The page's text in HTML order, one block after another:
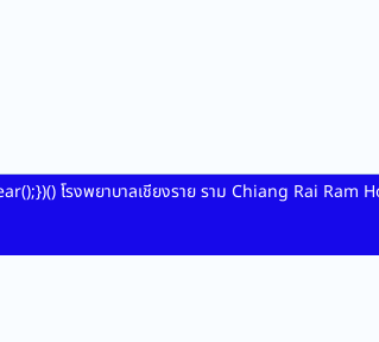
โรงพยาบาลเชียงราย ราม Chiang Rai Ram